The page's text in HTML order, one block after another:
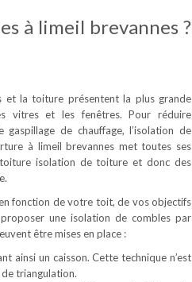
à limeil brevannes ?
et la toiture présentent la plus grande
vitres et les fenêtres. Pour réduire
de chauffage, l’isolation de
à limeil brevannes met toutes ses
isolation de toiture et donc des
fonction de votre toit, de vos objectifs
une isolation de combles par
être mises en place :
ainsi un caisson. Cette technique n’est
triangulation.